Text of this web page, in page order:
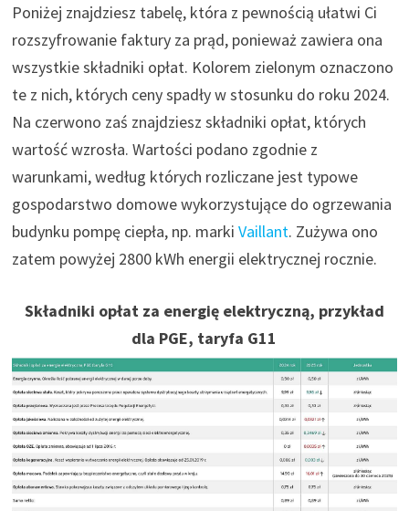
Poniżej znajdziesz tabelę, która z pewnością ułatwi Ci
rozszyfrowanie faktury za prąd, ponieważ zawiera ona
wszystkie składniki opłat. Kolorem zielonym oznaczono
te z nich, których ceny spadły w stosunku do roku 2024.
Na czerwono zaś znajdziesz składniki opłat, których
wartość wzrosła. Wartości podano zgodnie z
warunkami, według których rozliczane jest typowe
gospodarstwo domowe wykorzystujące do ogrzewania
budynku pompę ciepła, np. markiVaillant. Zużywa ono
zatem powyżej 2800 kWh energii elektrycznej rocznie.
Składniki opłat za energię elektryczną, przykład
dla PGE, taryfa G11